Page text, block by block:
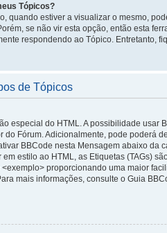
Tópicos?
quando estiver a visualizar o mesmo,
se não vir esta opção, então esta
respondendo ao Tópico. Entretanto,
de Tópicos
especial do HTML. A possibilidade usar
do Fórum. Adicionalmente, pode poderá
BBCode nesta Mensagem abaixo da
estilo ao HTML, as Etiquetas (TAGs)
proporcionando uma maior
mais informações, consulte o Guia